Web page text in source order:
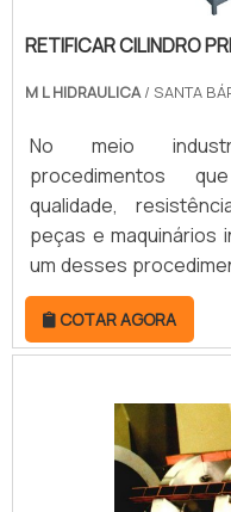
RETIFICAR CILINDRO
M L HIDRAULICA/ SANTA
No meio
procedimentos
qualidade,
peças e maquinários
um desses
importância
recuperação e
hidráulicos e
motores de forma
desgaste
constante. Dessa
no tempo certo é a
COTAR AGORA